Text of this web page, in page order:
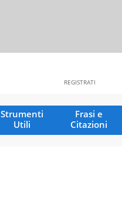
REGISTRATI
Strumenti
Utili
Frasi e
Citazioni